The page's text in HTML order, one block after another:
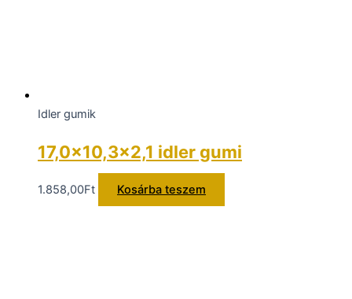
Idler gumik
17,0×10,3×2,1 idler gumi
1.858,00Ft Kosárba teszem